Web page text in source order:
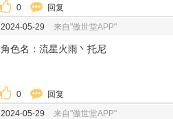
0 回复
2024-05-29 来自"傲世堂APP"
角色名：流星火雨丶托尼
0 回复
2024-05-29 来自"傲世堂APP"